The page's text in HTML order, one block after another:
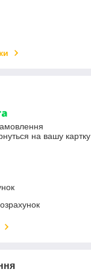
на вашу картку